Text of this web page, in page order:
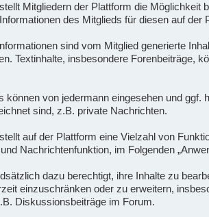
Mitgliedern der Plattform die Möglichkeit
des Mitglieds für diesen auf der
sind vom Mitglied generierte
Textinhalte, insbesondere Forenbeiträge,
können von jedermann eingesehen und
sind, z.B. private Nachrichten.
auf der Plattform eine Vielzahl von
Nachrichtenfunktion, im Folgenden
dazu berechtigt, ihre Inhalte zu
einzuschränken oder zu erweitern,
Diskussionsbeiträge im Forum.